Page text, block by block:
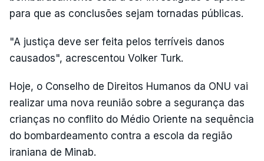
para que as conclusões sejam tornadas públicas.
"A justiça deve ser feita pelos terríveis danos
causados", acrescentou Volker Turk.
Hoje, o Conselho de Direitos Humanos da ONU vai
realizar uma nova reunião sobre a segurança das
crianças no conflito do Médio Oriente na sequência
do bombardeamento contra a escola da região
iraniana de Minab.